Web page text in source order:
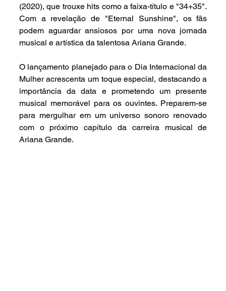
(2020), que trouxe hits como a faixa-título e "34+35".
Com a revelação de "Eternal Sunshine", os fãs
podem aguardar ansiosos por uma nova jornada
musical e artística da talentosa Ariana Grande.
O lançamento planejado para o Dia Internacional da
Mulher acrescenta um toque especial, destacando a
importância da data e prometendo um presente
musical memorável para os ouvintes. Preparem-se
para mergulhar em um universo sonoro renovado
com o próximo capítulo da carreira musical de
Ariana Grande.